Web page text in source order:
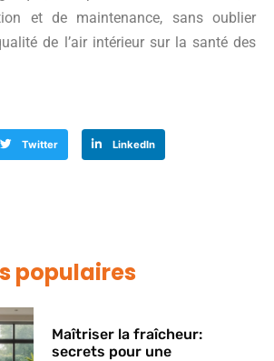
et de maintenance, sans oublier
de l’air intérieur sur la santé des
Twitter LinkedIn
populaires
Maîtriser la fraîcheur:
secrets pour une